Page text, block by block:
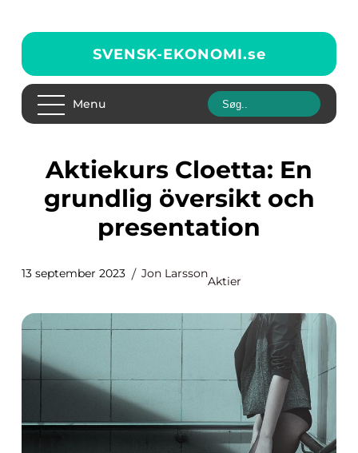
SVENSK-EKONOMI.se
Menu
Aktiekurs Cloetta: En
grundlig översikt och
presentation
13 september 2023 Jon Larsson
Aktier